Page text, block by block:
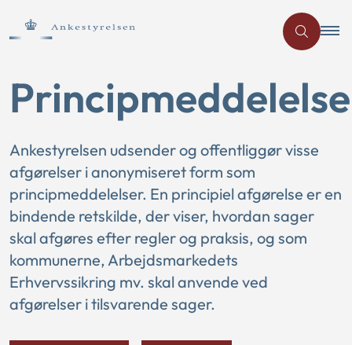
Ankestyrelsen udsender og offentliggør visse
afgørelser i anonymiseret form som
principmeddelelser. En principiel afgørelse er en
bindende retskilde, der viser, hvordan sager
skal afgøres efter regler og praksis, og som
kommunerne, Arbejdsmarkedets
Erhvervssikring mv. skal anvende ved
afgørelser i tilsvarende sager.